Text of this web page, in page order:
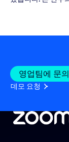
영업팀에 문의
데모 요청